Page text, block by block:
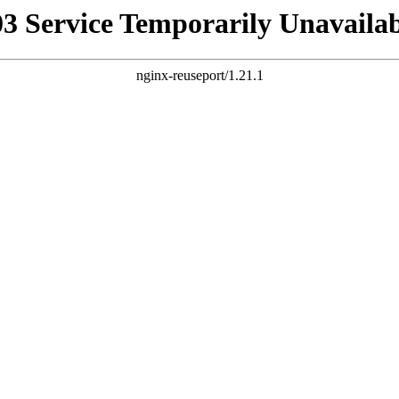
Service Temporarily
nginx-reuseport/1.21.1